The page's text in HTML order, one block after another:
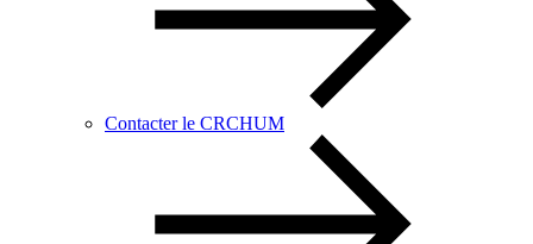
Contacter le CRCHUM